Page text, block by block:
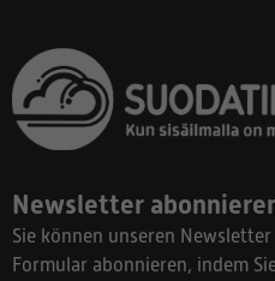
Newsletter
Sie können unseren
Formular abonnieren, indem